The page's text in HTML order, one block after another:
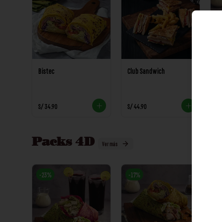
Bistec
S/ 34.90
Club Sandwich
S/ 44.90
Packs 4D Ver más
-23% -17%